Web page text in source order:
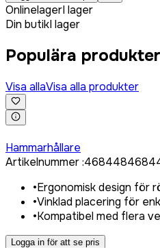
OnlinelagerI lager
Din butikI lager
Populära produkter
Visa allaVisa alla produkter
Hammarhållare
Artikelnummer:468448
•Ergonomisk design för
•Vinklad placering för
•Kompatibel med flera
Logga in för att se pris